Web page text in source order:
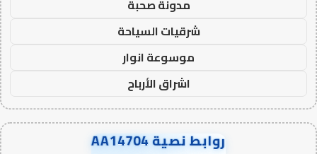
مدونة صحبة
شرقيات السياحة
موسوعة انوار
اشراق الأرباح
روابط نصية AA14704